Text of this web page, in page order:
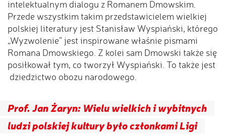
intelektualnym dialogu z Romanem Dmowskim.
Przede wszystkim takim przedstawicielem wielkiej
polskiej literatury jest Stanisław Wyspiański, którego
„Wyzwolenie” jest inspirowane właśnie pismami
Romana Dmowskiego. Z kolei sam Dmowski także się
posiłkował tym, co tworzył Wyspiański. To także jest
dziedzictwo obozu narodowego.
Prof. Jan Żaryn: Wielu wielkich i wybitnych
ludzi polskiej kultury było członkami Ligi